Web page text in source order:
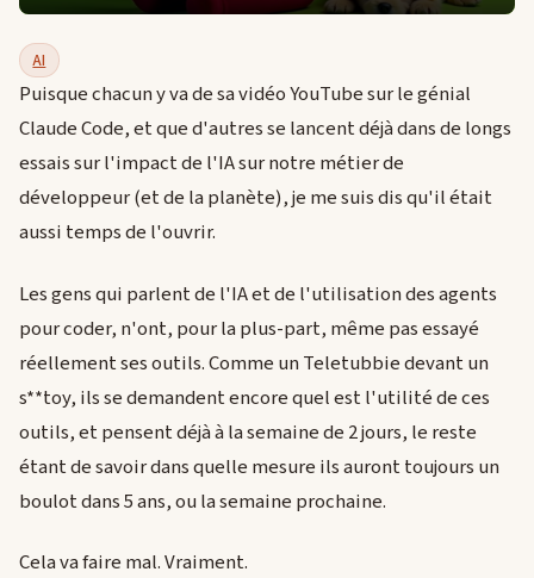
AI
Puisque chacun y va de sa vidéo YouTube sur le génial
Claude Code, et que d'autres se lancent déjà dans de longs
essais sur l'impact de l'IA sur notre métier de
développeur (et de la planète), je me suis dis qu'il était
aussi temps de l'ouvrir.
Les gens qui parlent de l'IA et de l'utilisation des agents
pour coder, n'ont, pour la plus-part, même pas essayé
réellement ses outils. Comme un Teletubbie devant un
s**toy, ils se demandent encore quel est l'utilité de ces
outils, et pensent déjà à la semaine de 2 jours, le reste
étant de savoir dans quelle mesure ils auront toujours un
boulot dans 5 ans, ou la semaine prochaine.
Cela va faire mal. Vraiment.